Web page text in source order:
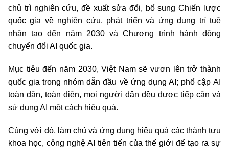
chủ trì nghiên cứu, đề xuất sửa đổi, bổ sung Chiến lược
quốc gia về nghiên cứu, phát triển và ứng dụng trí tuệ
nhân tạo đến năm 2030 và Chương trình hành động
chuyển đổi AI quốc gia.
Mục tiêu đến năm 2030, Việt Nam sẽ vươn lên trở thành
quốc gia trong nhóm dẫn đầu về ứng dụng AI; phổ cập AI
toàn dân, toàn diện, mọi người dân đều được tiếp cận và
sử dụng AI một cách hiệu quả.
Cùng với đó, làm chủ và ứng dụng hiệu quả các thành tựu
khoa học, công nghệ AI tiên tiến của thế giới để tạo ra sự